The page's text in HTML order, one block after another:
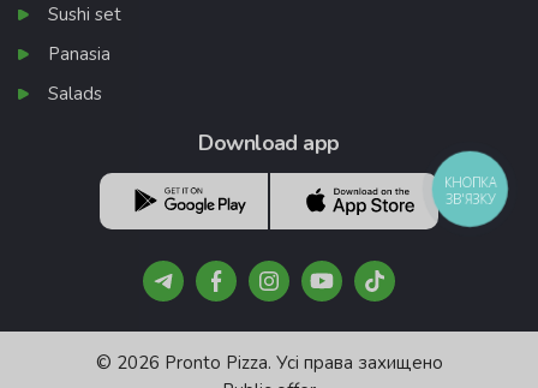
Sushi set
Panasia
Salads
Download app
© 2026 Pronto Pizza. Усі права захищено
КНОПКА
ЗВ'ЯЗКУ